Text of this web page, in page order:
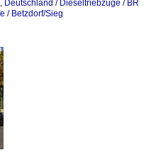
, Deutschland / Dieseltriebzüge / BR
/ Betzdorf/Sieg